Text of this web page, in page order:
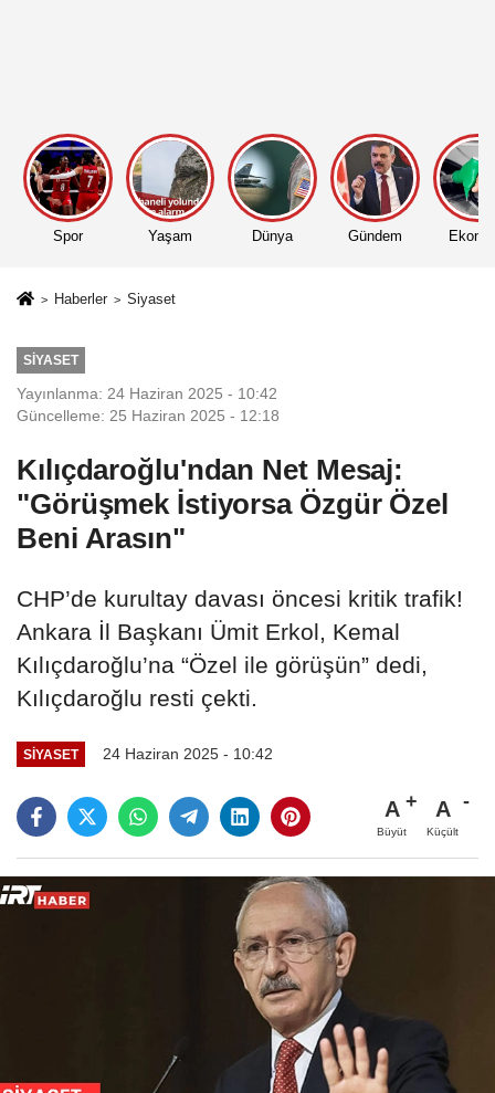
Spor Yaşam Dünya Gündem
Haberler Siyaset
SIYASET
Yayınlanma: 24 Haziran 2025 - 10:42
Güncelleme: 25 Haziran 2025 - 12:18
Kılıçdaroğlu'ndan Net Mesaj:
"Görüşmek İstiyorsa Özgür Özel
Beni Arasın"
CHP’de kurultay davası öncesi kritik trafik!
Ankara İl Başkanı Ümit Erkol, Kemal
Kılıçdaroğlu’na “Özel ile görüşün” dedi,
Kılıçdaroğlu resti çekti.
SIYASET 24 Haziran 2025 - 10:42
A
Büyüt
A
Küçült